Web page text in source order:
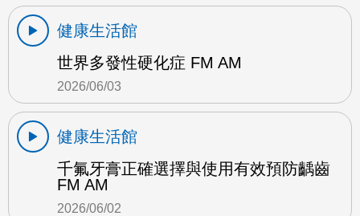
健康生活館
世界多發性硬化症 FM AM
2026/06/03
健康生活館
千氟牙膏正確選擇與使用有效預防齲齒
FM AM
2026/06/02